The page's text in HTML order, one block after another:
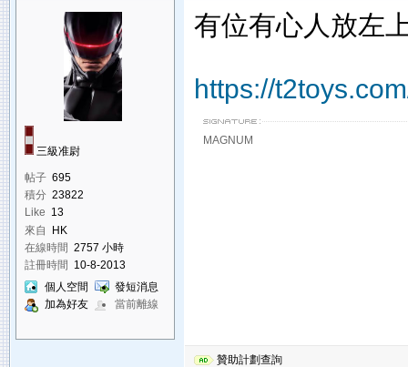
三級准尉
帖子 695
積分 23822
Like 13
來自
HK
在線時間 2757 小時
註冊時間
10-8-2013
個人空間
發短消息
加為好友
當前離線
有位有心人放左
https://
MAGNUM
贊助計劃查詢